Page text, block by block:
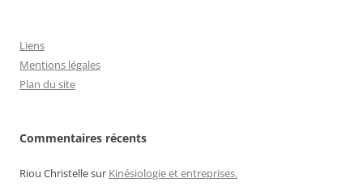
Liens
Mentions légales
Plan du site
Commentaires récents
Riou Christellesur Kinésiologie et entreprises.